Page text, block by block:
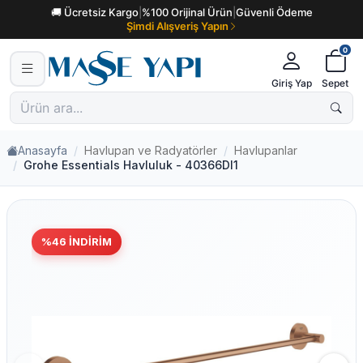
🚚 Ücretsiz Kargo| %100 Orijinal Ürün Güvenli Ödeme
Şimdi Alışveriş Yapın
Giriş Yap
0
Sepet
Anasayfa Havlupan ve Radyatörler
Havlupanlar
Grohe Essentials Havluluk - 40366Dl1
%46 İNDIRIM